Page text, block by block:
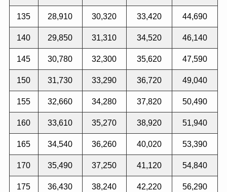
135 28,910 30,320 33,420 44,690
140 29,850 31,310 34,520 46,140
145 30,780 32,300 35,620 47,590
150 31,730 33,290 36,720 49,040
155 32,660 34,280 37,820 50,490
160 33,610 35,270 38,920 51,940
165 34,540 36,260 40,020 53,390
170 35,490 37,250 41,120 54,840
175 36,430 38,240 42,220 56,290